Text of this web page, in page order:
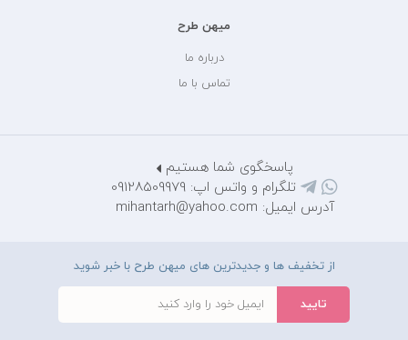
میهن طرح
درباره ما
تماس با ما
پاسخگوی شما هستیم
تلگرام و واتس اپ: 09128509979
آدرس ایمیل: mihantarh@yahoo.com
از تخفیف ها و جدیدترین های میهن طرح با خبر شوید